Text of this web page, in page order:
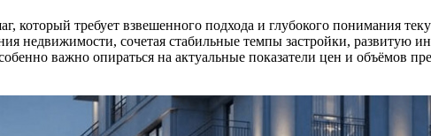
требует взвешенного подхода и глубокого понимания
недвижимости, сочетая стабильные темпы застройки,
важно опираться на актуальные показатели цен и объёмов